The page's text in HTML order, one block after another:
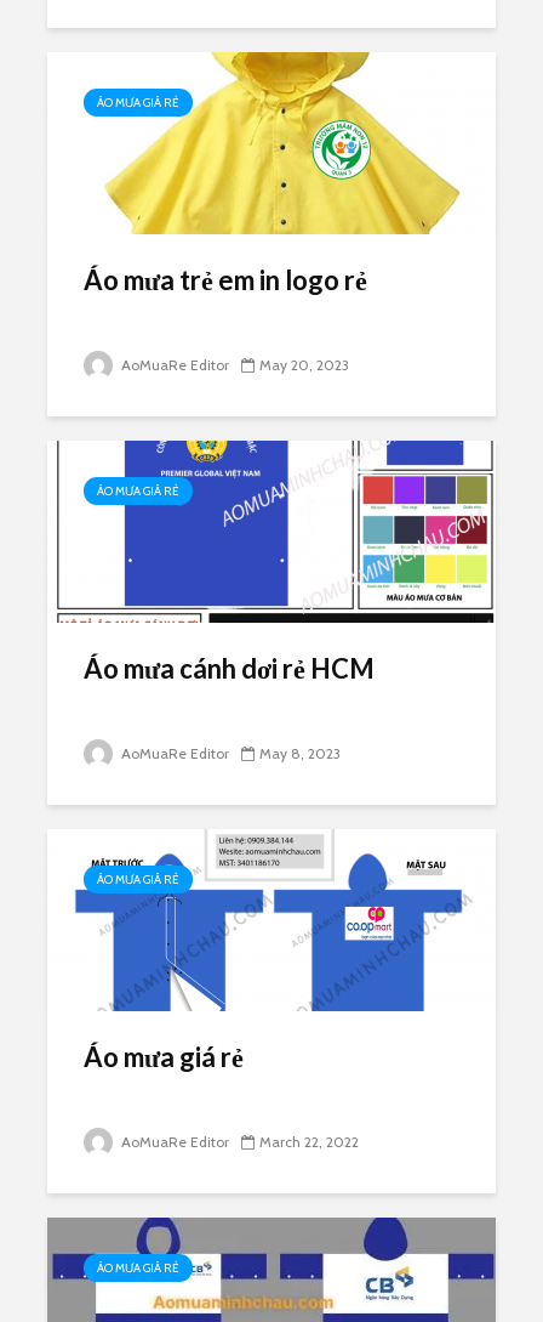
ÁO MƯA GIÁ RẺ
Áo mưa trẻ em in logo rẻ
AoMuaRe Editor May 20, 2023
ÁO MƯA GIÁ RẺ
Áo mưa cánh dơi rẻ HCM
AoMuaRe Editor May 8, 2023
ÁO MƯA GIÁ RẺ
Áo mưa giá rẻ
AoMuaRe Editor March 22, 2022
ÁO MƯA GIÁ RẺ